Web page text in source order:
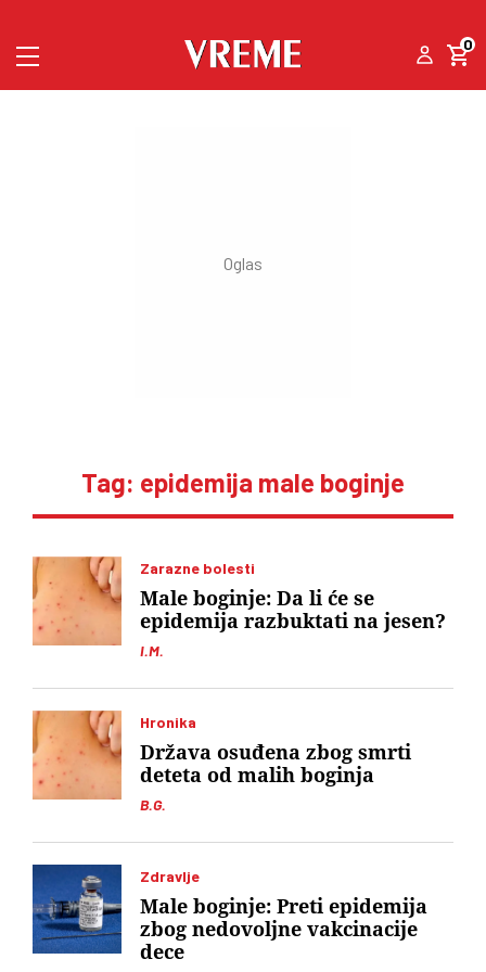
0
Tag: epidemija male boginje
Zarazne bolesti
I.M.
Male boginje: Da li će se
epidemija razbuktati na jesen?
Hronika
B.G.
Država osuđena zbog smrti
deteta od malih boginja
Zdravlje
Male boginje: Preti epidemija
zbog nedovoljne vakcinacije
dece